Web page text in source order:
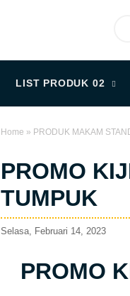
LIST PRODUK 02
Home » PRODUK MAKAM
PROMO
TUMPUK
Selasa, Februari 14, 2023
PROMO